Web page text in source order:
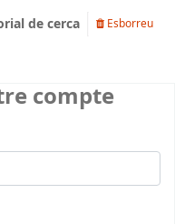
de cerca Esborreu
compte